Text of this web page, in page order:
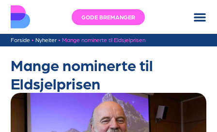
GODE BREMANGER
Forside • Nyheiter • Mange nominerte til Eldsjelprisen
Mange nominerte til
Eldsjelprisen